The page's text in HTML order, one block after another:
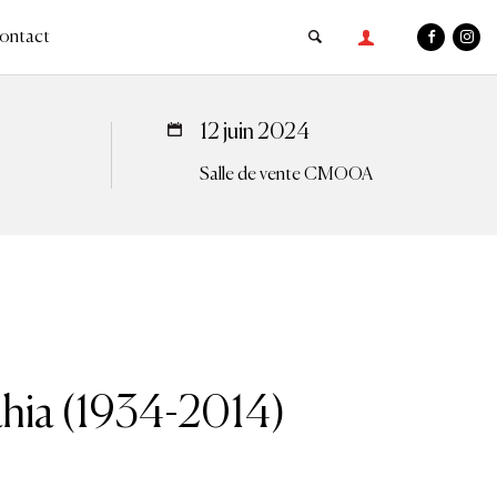
12 juin 2024
Salle de vente CMOOA
(1934-2014)